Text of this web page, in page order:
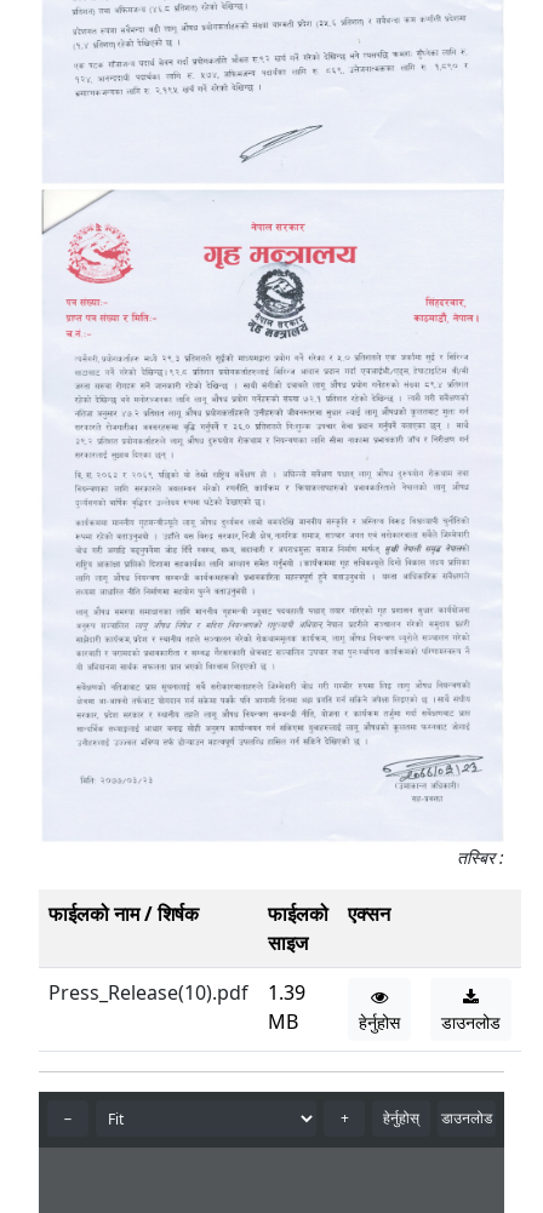
तस्बिर :
फाईलको नाम / शिर्षक
फाईलको
साइज
एक्सन
Press_Release(10).pdf
1.39
MB
हेर्नुहोस डाउनलोड